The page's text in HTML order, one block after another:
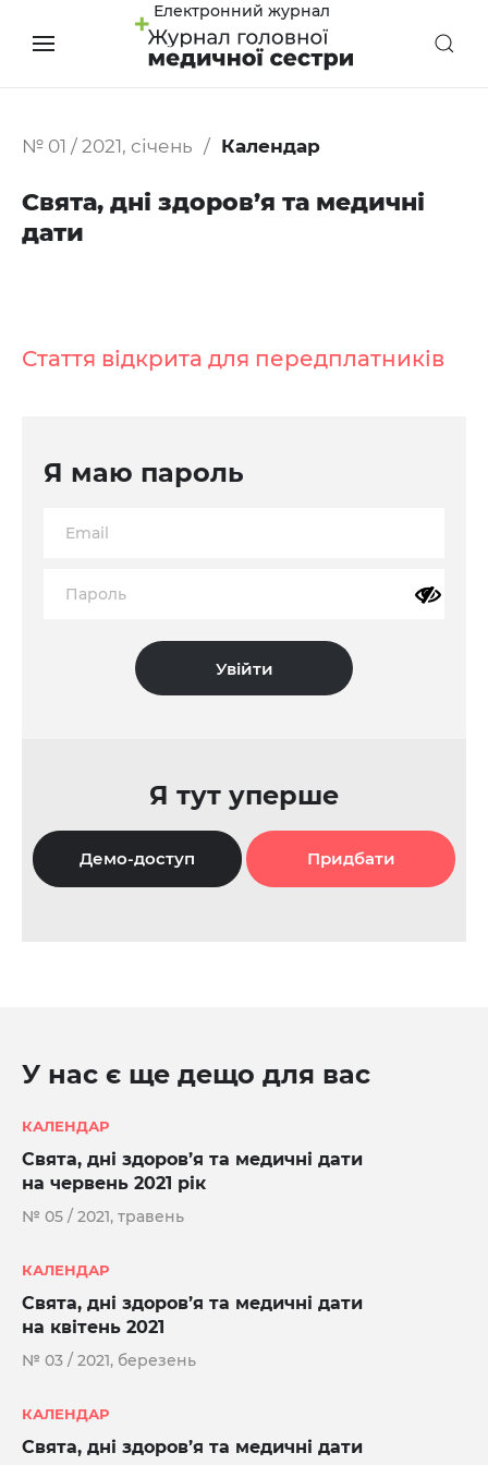
Електронний журнал
№ 01 / 2021, січень Календар
Свята, дні здоров’я та медичні
дати
Стаття відкрита для передплатників
Я маю пароль
Я тут уперше
Демо-доступ Придбати
У нас є ще дещо для вас
КАЛЕНДАР
Свята, дні здоров’я та медичні дати
на червень 2021 рік
№ 05 / 2021, травень
КАЛЕНДАР
Свята, дні здоров’я та медичні дати
на квітень 2021
№ 03 / 2021, березень
КАЛЕНДАР
Свята, дні здоров’я та медичні дати